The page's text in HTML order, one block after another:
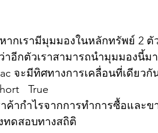
หากเรามีมุมมองในหลักทรัพย์ 2
อีกตัวเราสามารถนำมุมมองนี้ม
จะมีทิศทางการเคลื่อนที่เดียว
True
าค้ากำไรจากการทำการซื้อแล
ทดสอบทางสถิติ